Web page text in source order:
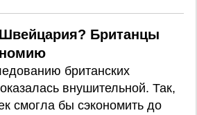
Британцы
британских
внушительной. Так,
смогла бы сэкономить до